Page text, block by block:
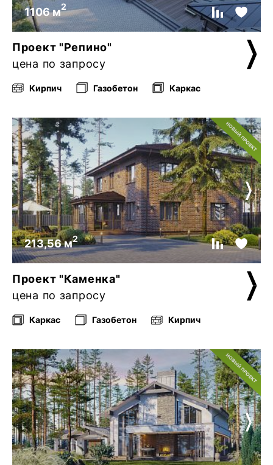
1106 м2
Проект "Репино"
цена по запросу
Кирпич Газобетон Каркас
213,56 м2
Проект "Каменка"
цена по запросу
Каркас Газобетон Кирпич